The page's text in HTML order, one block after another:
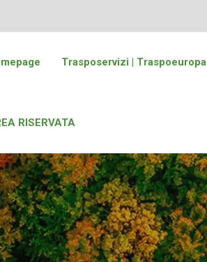
Trasposervizi | Traspoeuropa
RISERVATA